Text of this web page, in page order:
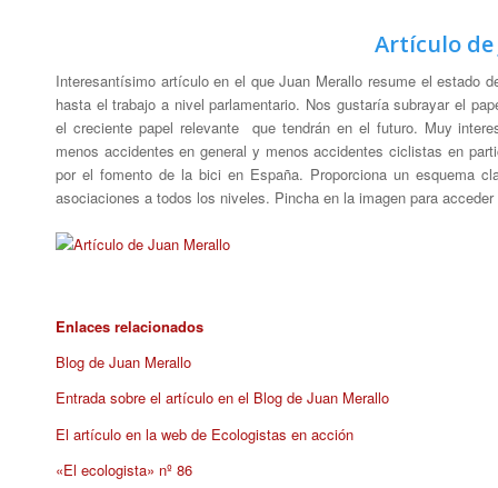
Artículo de
Interesantísimo artículo en el que Juan Merallo resume el estado
hasta el trabajo a nivel parlamentario. Nos gustaría subrayar el
el creciente papel relevante que tendrán en el futuro. Muy
menos accidentes en general y menos accidentes ciclistas en
por el fomento de la bici en España. Proporciona un esquema
asociaciones a todos los niveles. Pincha en la imagen para
Enlaces relacionados
Blog de Juan Merallo
Entrada sobre el artículo en el Blog de Juan Merallo
El artículo en la web de Ecologistas en acción
«El ecologista» nº 86